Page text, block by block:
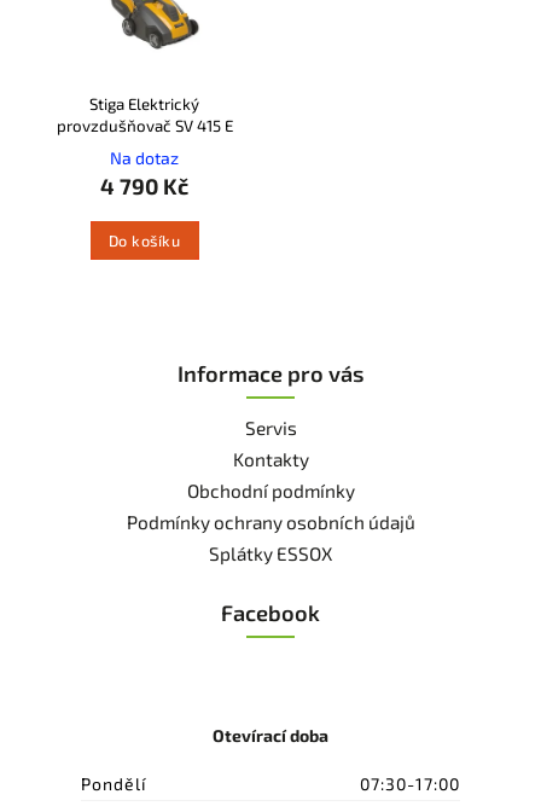
Stiga Elektrický
provzdušňovač SV 415 E
Na dotaz
4 790 Kč
Do košíku
Informace pro vás
Servis
Kontakty
Obchodní podmínky
Podmínky ochrany osobních údajů
Splátky ESSOX
Facebook
Otevírací doba
Pondělí
07:30-17:00